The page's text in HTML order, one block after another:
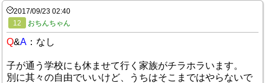
2017/09/23 02:40
12
おちんちゃん
Q&A ：なし
子が通う学校にも休ませて行く家族がチラホラいます。
別に其々の自由でいいけど、うちはそこまではやらないで